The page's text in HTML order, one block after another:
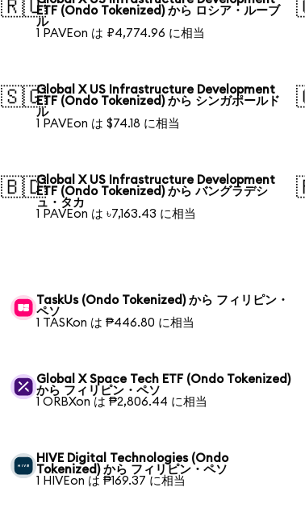
🇷🇺ETF (Ondo Tokenized) から ロシア・ルーブ
ル
1 PAVEon は ₽4,774.96 に相当
🇸🇬Global X US Infrastructure Development
ETF (Ondo Tokenized) から シンガポールド
ル
1 PAVEon は $74.18 に相当
🇧🇩Global X US Infrastructure Development
ETF (Ondo Tokenized) から バングラデシ
ュ・タカ
1 PAVEon は ৳7,163.43 に相当
TaskUs (Ondo Tokenized) から フィリピン・
ペソ
1 TASKon は ₱446.80 に相当
Global X Space Tech ETF (Ondo Tokenized)
から フィリピン・ペソ
1 ORBXon は ₱2,806.44 に相当
HIVE Digital Technologies (Ondo
Tokenized) から フィリピン・ペソ
1 HIVEon は ₱169.37 に相当